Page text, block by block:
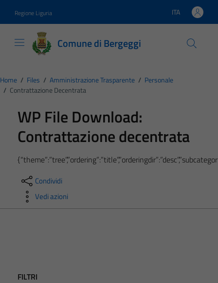
Regione Liguria Lingua attiva:
ITA
Comune di Bergeggi
Home / Files / Amministrazione Trasparente / Personale
/ Contrattazione Decentrata
WP File Download:
Contrattazione decentrata
Condividi
Vedi azioni
FILTRI